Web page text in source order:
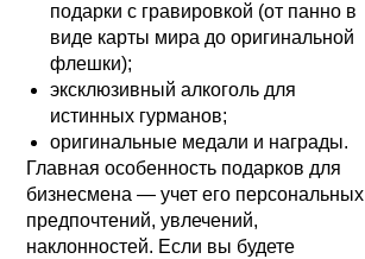
подарки с гравировкой (от панно в
виде карты мира до оригинальной
флешки);
эксклюзивный алкоголь для
истинных гурманов;
оригинальные медали и награды.
Главная особенность подарков для
бизнесмена — учет его персональных
предпочтений, увлечений,
наклонностей. Если вы будете